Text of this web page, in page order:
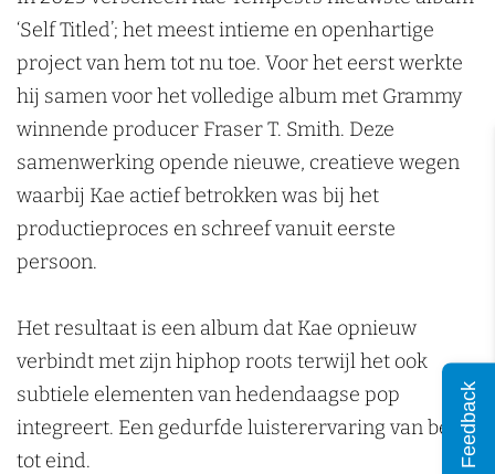
n
s
j
e
P
o
p
p
o
i
u
m
o
d
i
u
m
o
s
j
e
P
o
p
d
i
u
m
‘Self Titled’; het meest intieme en openhartige
project van hem tot nu toe. Voor het eerst werkte
hij samen voor het volledige album met Grammy
winnende producer Fraser T. Smith. Deze
samenwerking opende nieuwe, creatieve wegen
waarbij Kae actief betrokken was bij het
productieproces en schreef vanuit eerste
persoon.
Het resultaat is een album dat Kae opnieuw
verbindt met zijn hiphop roots terwijl het ook
subtiele elementen van hedendaagse pop
integreert. Een gedurfde luisterervaring van begin
tot eind.
Feedback